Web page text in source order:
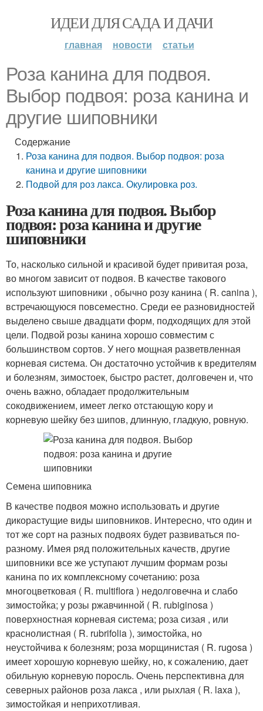
ИДЕИ ДЛЯ САДА И ДАЧИ
главная новости статьи
Роза канина для подвоя.
Выбор подвоя: роза канина и
другие шиповники
Содержание
Роза канина для подвоя. Выбор подвоя: роза
канина и другие шиповники
Подвой для роз лакса. Окулировка роз.
Роза канина для подвоя. Выбор
подвоя: роза канина и другие
шиповники
То, насколько сильной и красивой будет привитая роза,
во многом зависит от подвоя. В качестве такового
используют шиповники , обычно розу канина ( R. canina ),
встречающуюся повсеместно. Среди ее разновидностей
выделено свыше двадцати форм, подходящих для этой
цели. Подвой розы канина хорошо совместим с
большинством сортов. У него мощная разветвленная
корневая система. Он достаточно устойчив к вредителям
и болезням, зимостоек, быстро растет, долговечен и, что
очень важно, обладает продолжительным
сокодвижением, имеет легко отстающую кору и
корневую шейку без шипов, длинную, гладкую, ровную.
Семена шиповника
В качестве подвоя можно использовать и другие
дикорастущие виды шиповников. Интересно, что один и
тот же сорт на разных подвоях будет развиваться по-
разному. Имея ряд положительных качеств, другие
шиповники все же уступают лучшим формам розы
канина по их комплексному сочетанию: роза
многоцветковая ( R. multiflora ) недолговечна и слабо
зимостойка; у розы ржавчинной ( R. rubiginosa )
поверхностная корневая система; роза сизая , или
краснолистная ( R. rubrifolia ), зимостойка, но
неустойчива к болезням; роза морщинистая ( R. rugosa )
имеет хорошую корневую шейку, но, к сожалению, дает
обильную корневую поросль. Очень перспективна для
северных районов роза лакса , или рыхлая ( R. laxa ),
зимостойкая и неприхотливая.